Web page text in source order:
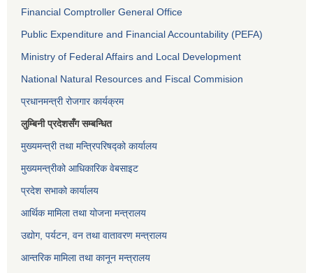
Financial Comptroller General Office
Public Expenditure and Financial Accountability (PEFA)
Ministry of Federal Affairs and Local Development
National Natural Resources and Fiscal Commision
प्रधानमन्त्री रोजगार कार्यक्रम
लुम्बिनी प्रदेशसँग सम्बन्धित
मुख्यमन्त्री तथा मन्त्रिपरिषद्को कार्यालय
मुख्यमन्त्रीको आधिकारिक वेबसाइट
प्रदेश सभाको कार्यालय
आर्थिक मामिला तथा योजना मन्त्रालय
उद्योग, पर्यटन, वन तथा वातावरण मन्त्रालय
आन्तरिक मामिला तथा कानून मन्त्रालय